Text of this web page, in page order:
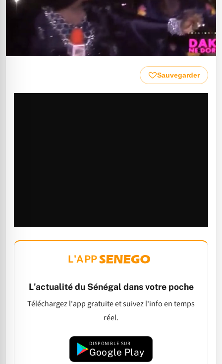
Sauvegarder
L'APP
L'actualité du Sénégal dans votre poche
Téléchargez l'app gratuite et suivez l'info en temps
réel.
DISPONIBLE SUR
Google Play